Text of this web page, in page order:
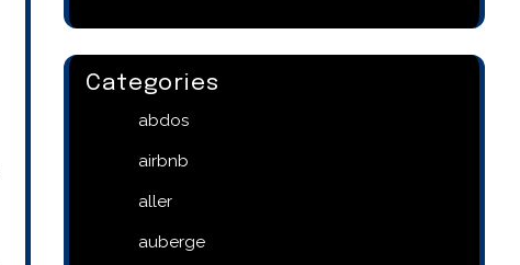
Categories
abdos
airbnb
aller
auberge